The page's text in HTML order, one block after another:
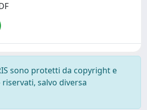
sono protetti da copyright e
salvo diversa